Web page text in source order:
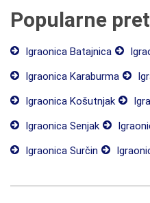
Popularne
Igraonica Batajnica
Igraonica Karaburma
Igraonica Košutnjak
Igraonica Senjak
Igraonica Surčin